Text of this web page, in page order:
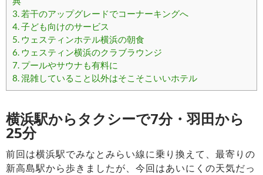
3. 若干のアップグレードでコーナーキングへ
4.子ども向けのサービス
5. ウェスティンホテル横浜の朝食
6. ウェスティン横浜のクラブラウンジ
7. プールやサウナも有料に
8.混雑していること以外はそこそこいいホテル
横浜駅からタクシーで7分・羽田から
25分
前回は横浜駅でみなとみらい線に乗り換えて、最寄りの
新高島駅から歩きましたが、今回はあいにくの天気だっ